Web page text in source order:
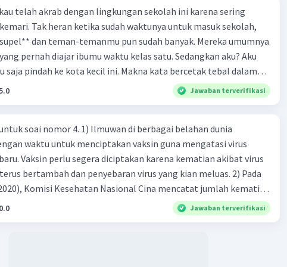
yang menggunakan desain warna-warni.
yang memasukan cerita narasi ke dalam desain
Rating·0.0 (0) Balas
telah akrab dengan lingkungan sekolah ini karena sering
Tak heran ketika sudah waktunya untuk masuk sekolah,
dan teman-temanmu pun sudah banyak. Mereka umumnya
pernah diajar ibumu waktu kelas satu. Sedangkan aku? Aku
saja pindah ke kota kecil ini. Makna kata bercetak tebal dalam
kutipan cerpen tersebut adalah .... A. ramah C. santun B. sopan D. baik
Jawaban terverifikasi
soai nomor 4. 1) Ilmuwan di berbagai belahan dunia
waktu untuk menciptakan vaksin guna mengatasi virus
Vaksin perlu segera diciptakan karena kematian akibat virus
bertambah dan penyebaran virus yang kian meluas. 2) Pada
Komisi Kesehatan Nasional Cina mencatat jumlah kematian
baru telah mencapai 636 kasus, sedangkan jumlah warga
menjadi 31.161 kasus. Kasus terbanyak terjadi di Hubei, Cina,
0.0 Jawaban terverifikasi